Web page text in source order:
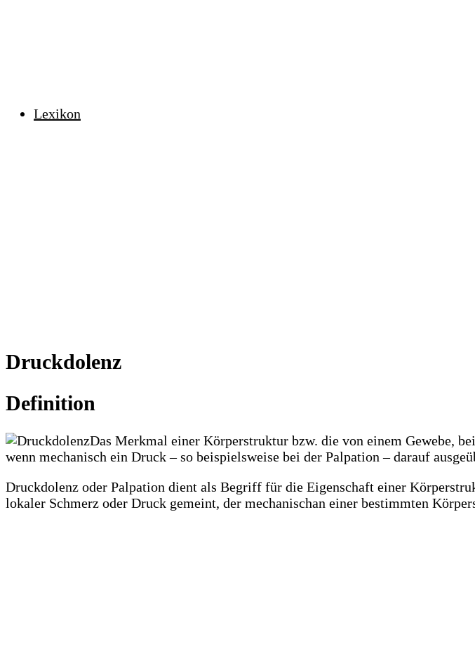
Lexikon
Druckdolenz
Definition
Das Merkmal einer Körperstruktur bzw. die von einem Gewebe,
wenn mechanisch ein Druck – so beispielsweise bei der Palpation – darauf
Druckdolenz oder Palpation dient als Begriff für die Eigenschaft einer
lokaler Schmerz oder Druck gemeint, der mechanischan einer bestimmten